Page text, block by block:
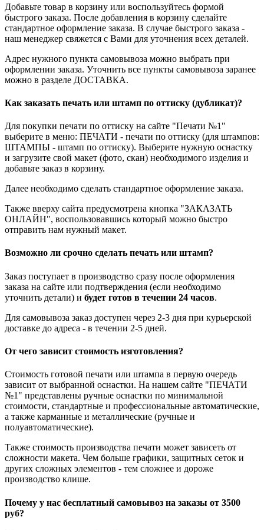
Добавьте товар в корзину или воспользуйтесь формой
быстрого заказа. После добавления в корзину сделайте
стандартное оформление заказа. В случае быстрого заказа -
наш менеджер свяжется с Вами для уточнения всех деталей.
Адрес нужного пункта самовывоза можно выбрать при
оформлении заказа. Уточнить все пункты самовывоза заранее
можно в разделе ДОСТАВКА.
Как заказать печать или штамп по оттиску (дубликат)?
Для покупки печати по оттиску на сайте "Печати №1"
выберите в меню: ПЕЧАТИ - печати по оттиску (для штампов:
ШТАМПЫ - штамп по оттиску). Выберите нужную оснастку
и загрузите свой макет (фото, скан) необходимого изделия и
добавьте заказ в корзину.
Далее необходимо сделать стандартное оформление заказа.
Также вверху сайта предусмотрена кнопка "ЗАКАЗАТЬ
ОНЛАЙН", воспользовавшись который можно быстро
отправить нам нужный макет.
Возможно ли срочно сделать печать или штамп?
Заказ поступает в производство сразу после оформления
заказа на сайте или подтверждения (если необходимо
уточнить детали) и будет готов в течении 24 часов.
Для самовывоза заказ доступен через 2-3 дня при курьерской
доставке до адреса - в течении 2-5 дней.
От чего зависит стоимость изготовления?
Стоимость готовой печати или штампа в первую очередь
зависит от выбранной оснастки. На нашем сайте "ПЕЧАТИ
№1" представлены ручные оснастки по минимальной
стоимости, стандартные и профессиональные автоматические,
а также карманные и металлические (ручные и
полуавтоматические).
Также стоимость производства печати может зависеть от
сложности макета. Чем больше графики, защитных сеток и
других сложных элементов - тем сложнее и дороже
производство клише.
Почему у нас бесплатный самовывоз на заказы от 3500
руб?